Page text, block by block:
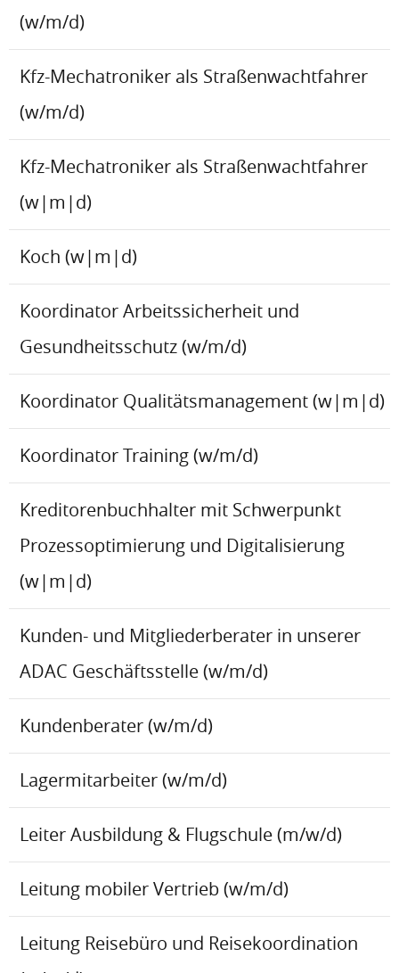
(w/m/d)
Kfz-Mechatroniker als Straßenwachtfahrer
(w/m/d)
Kfz-Mechatroniker als Straßenwachtfahrer
(w|m|d)
Koch (w|m|d)
Koordinator Arbeitssicherheit und
Gesundheitsschutz (w/m/d)
Koordinator Qualitätsmanagement (w|m|d)
Koordinator Training (w/m/d)
Kreditorenbuchhalter mit Schwerpunkt
Prozessoptimierung und Digitalisierung
(w|m|d)
Kunden- und Mitgliederberater in unserer
ADAC Geschäftsstelle (w/m/d)
Kundenberater (w/m/d)
Lagermitarbeiter (w/m/d)
Leiter Ausbildung & Flugschule (m/w/d)
Leitung mobiler Vertrieb (w/m/d)
Leitung Reisebüro und Reisekoordination